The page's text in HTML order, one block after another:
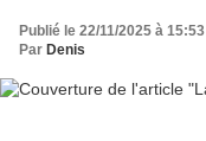
Publié le 22/11/2025 à 15:53
Par Denis